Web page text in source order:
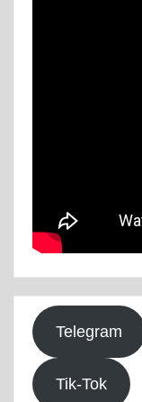
Telegram
Tik-Tok